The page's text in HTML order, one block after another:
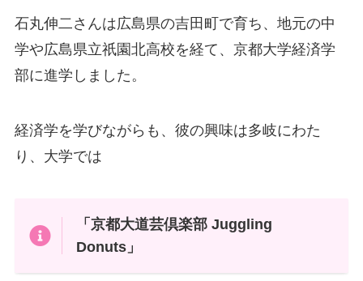
石丸伸二さんは広島県の吉田町で育ち、地元の中
学や広島県立祇園北高校を経て、京都大学経済学
部に進学しました。
経済学を学びながらも、彼の興味は多岐にわた
り、大学では
「京都大道芸倶楽部 Juggling
Donuts」